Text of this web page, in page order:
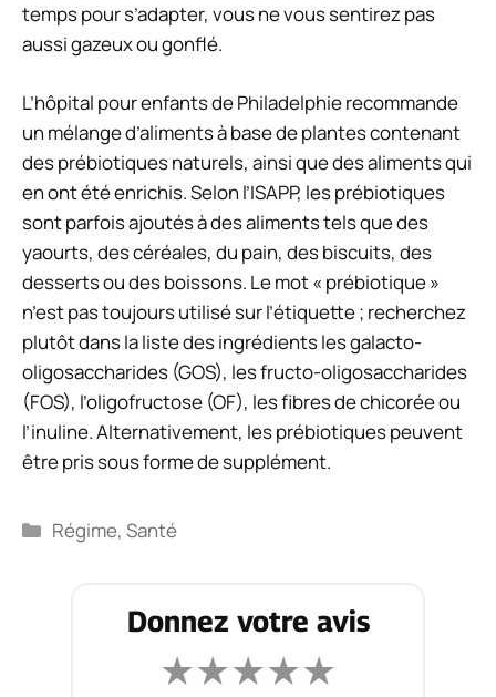
temps pour s’adapter, vous ne vous sentirez pas
aussi gazeux ou gonflé.
L’hôpital pour enfants de Philadelphie recommande
un mélange d’aliments à base de plantes contenant
des prébiotiques naturels, ainsi que des aliments qui
en ont été enrichis. Selon l’ISAPP, les prébiotiques
sont parfois ajoutés à des aliments tels que des
yaourts, des céréales, du pain, des biscuits, des
desserts ou des boissons. Le mot « prébiotique »
n’est pas toujours utilisé sur l’étiquette ; recherchez
plutôt dans la liste des ingrédients les galacto-
oligosaccharides (GOS), les fructo-oligosaccharides
(FOS), l’oligofructose (OF), les fibres de chicorée ou
l’inuline. Alternativement, les prébiotiques peuvent
être pris sous forme de supplément.
Catégories
Régime,Santé
Donnez votre avis
★★★★★